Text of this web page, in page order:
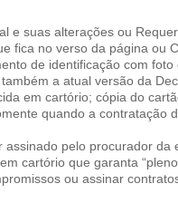
e suas alterações ou
fica no verso da página ou
de identificação com foto
a atual versão da
em cartório; cópia do
quando a contratação
assinado pelo procurador da
cartório que garanta
ou assinar